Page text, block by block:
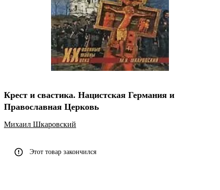
Крест и свастика. Нацистская Германия и
Православная Церковь
Михаил Шкаровский
Этот товар закончился